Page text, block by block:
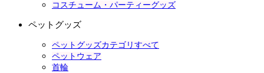
コスチューム・パーティーグッズ
ペットグッズ
ペットグッズカテゴリすべて
ペットウェア
首輪